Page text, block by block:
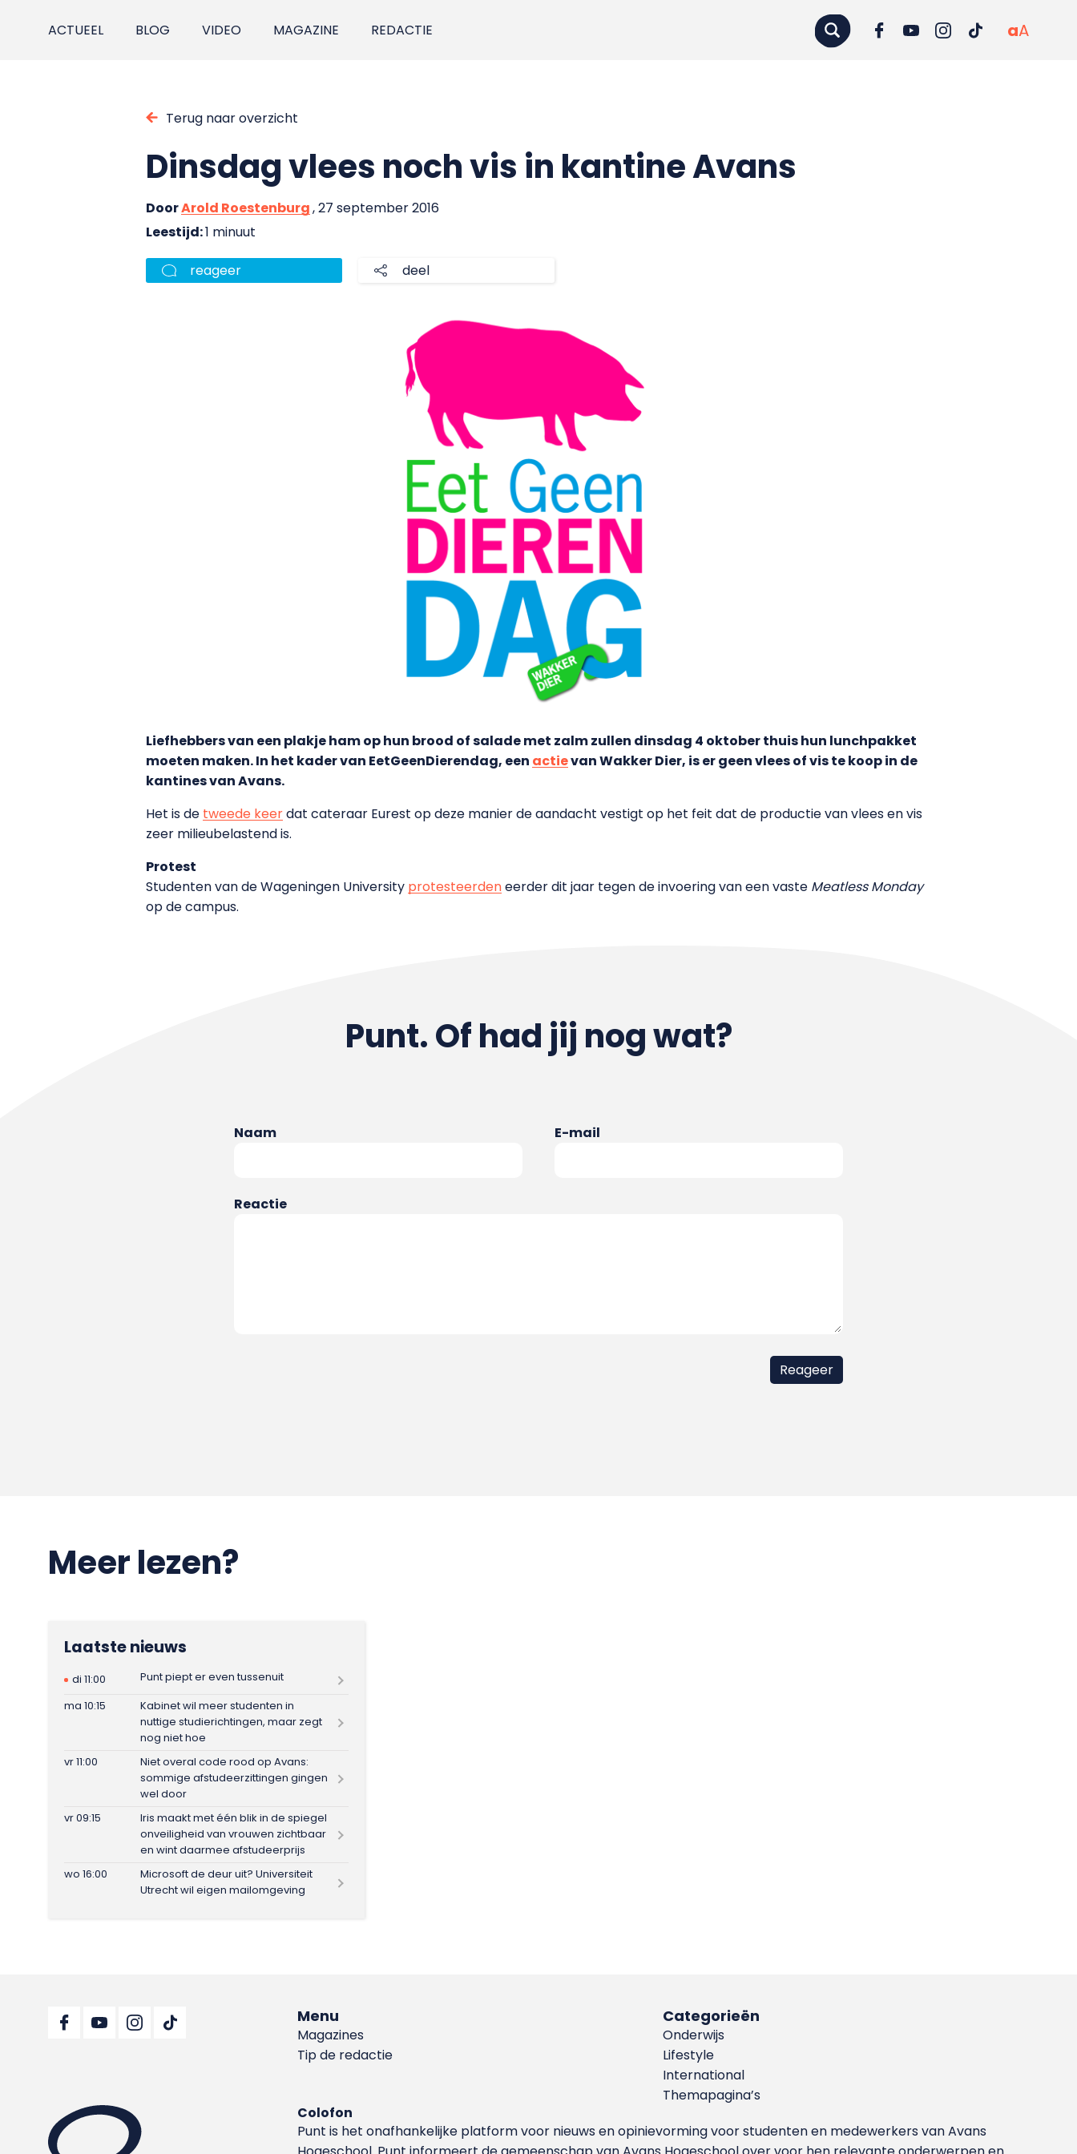
ACTUEEL BLOG VIDEO MAGAZINE REDACTIE aA
Terug naar overzicht
Dinsdag vlees noch vis in kantine Avans
DoorArold Roestenburg, 27 september 2016
Leestijd:1 minuut
reageer deel
Liefhebbers van een plakje ham op hun brood of salade met zalm zullen dinsdag 4 oktober thuis hun lunchpakket
moeten maken. In het kader van EetGeenDierendag, een actievan Wakker Dier, is er geen vlees of vis te koop in de
kantines van Avans.
Het is de tweede keerdat cateraar Eurest op deze manier de aandacht vestigt op het feit dat de productie van vlees en vis
zeer milieubelastend is.
Protest
Studenten van de Wageningen University protesteerdeneerder dit jaar tegen de invoering van een vaste Meatless Monday
op de campus.
Punt. Of had jij nog wat?
Naam E-mail
Reactie
Meer lezen?
Laatste nieuws
di 11:00
Punt piept er even tussenuit
ma 10:15
Kabinet wil meer studenten in
nuttige studierichtingen, maar zegt
nog niet hoe
vr 11:00
Niet overal code rood op Avans:
sommige afstudeerzittingen gingen
wel door
vr 09:15
Iris maakt met één blik in de spiegel
onveiligheid van vrouwen zichtbaar
en wint daarmee afstudeerprijs
wo 16:00
Microsoft de deur uit? Universiteit
Utrecht wil eigen mailomgeving
Menu
Magazines
Tip de redactie
Categorieën
Onderwijs
Lifestyle
International
Themapagina’s
Colofon
Punt is het onafhankelijke platform voor nieuws en opinievorming voor studenten en medewerkers van Avans